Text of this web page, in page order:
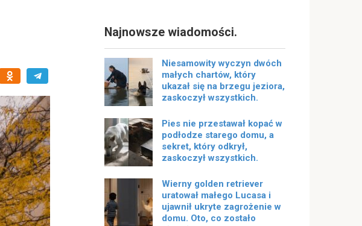
Najnowsze wiadomości.
Niesamowity wyczyn dwóch
małych chartów, który
ukazał się na brzegu jeziora,
zaskoczył wszystkich.
Pies nie przestawał kopać w
podłodze starego domu, a
sekret, który odkrył,
zaskoczył wszystkich.
Wierny golden retriever
uratował małego Lucasa i
ujawnił ukryte zagrożenie w
domu. Oto, co zostało